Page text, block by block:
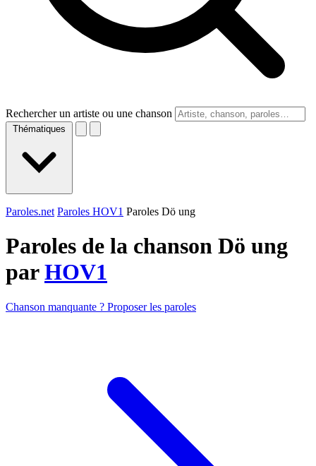
Rechercher un artiste ou une chanson
Thématiques
Paroles.net Paroles HOV1 Paroles Dö ung
Paroles de la chanson Dö ung
parHOV1
Chanson manquante ? Proposer les paroles